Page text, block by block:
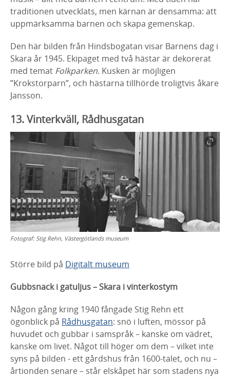
traditionen utvecklats, men kärnan är densamma: att
uppmärksamma barnen och skapa gemenskap.
Den här bilden från Hindsbogatan visar Barnens dag i
Skara år 1945. Ekipaget med två hästar är dekorerat
med temat Folkparken. Kusken är möjligen
”Krokstorparn”, och hästarna tillhörde troligtvis åkare
Jansson.
13. Vinterkväll, Rådhusgatan
Fotograf:Stig Rehn, Västergötlands museum
Större bild på Digitalt museum
Gubbsnack i gatuljus– Skara i vinterkostym
Någon gång kring 1940 fångade Stig Rehn ett
ögonblick på Rådhusgatan: snö i luften, mössor på
huvudet och gubbar i samspråk – kanske om vädret,
kanske om livet. Något till höger om dem – vilket inte
syns på bilden - ett gårdshus från 1600-talet, och nu –
årtionden senare – står elskåpet här som stadens nya